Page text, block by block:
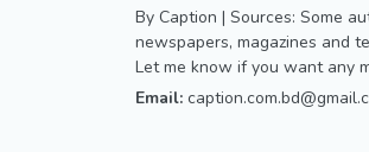
By Caption | Sources: Some
newspapers, magazines and
Let me know if you want any
Email: